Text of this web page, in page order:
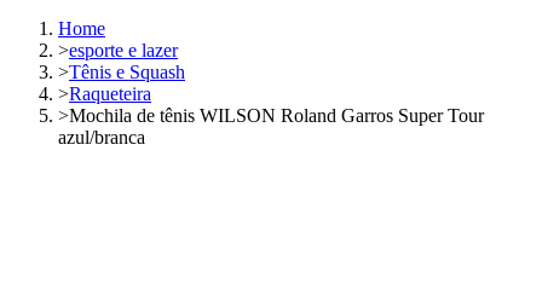
Home
>esporte e lazer
>Tênis e Squash
>Raqueteira
>Mochila de tênis WILSON Roland Garros Super Tour
azul/branca